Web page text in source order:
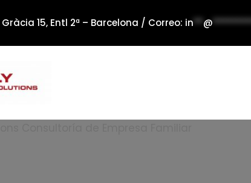
15, Entl 2ª – Barcelona / Correo: in**@